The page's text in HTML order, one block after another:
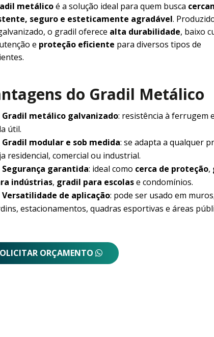
metálicoé a solução ideal para quem busca
seguro e esteticamente agradável.
o gradil oferece alta durabilidade, baixo
e proteção eficiente para diversos tipos de
do Gradil Metálico
Gradil metálico galvanizado: resistência à ferrugem
útil.
Gradil modular e sob medida: se adapta a qualquer
residencial, comercial ou industrial.
Segurança garantida: ideal como cerca de proteção,
indústrias, gradil para escolase condomínios.
Versatilidade de aplicação: pode ser usado em
estacionamentos, quadras esportivas e áreas
ORÇAMENTO